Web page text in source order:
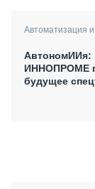
Автоматизация и
АвтономИИя:
ИННОПРОМЕ
будущее